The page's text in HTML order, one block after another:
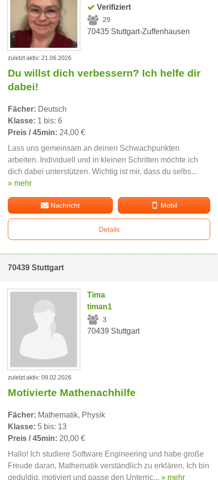
Verifiziert
29
70435 Stuttgart-Zuffenhausen
zuletzt aktiv: 21.06.2026
Du willst dich verbessern? Ich helfe dir
dabei!
Fächer: Deutsch
Klasse: 1 bis: 6
Preis / 45min: 24,00 €
Lass uns gemeinsam an deinen Schwachpunkten
arbeiten. Individuell und in kleinen Schritten möchte ich
dich dabei unterstützen. Wichtig ist mir, dass du selbs...
» mehr
Nachricht Mobil
Details
70439 Stuttgart
Tima
timan1
3
70439 Stuttgart
zuletzt aktiv: 09.02.2026
Motivierte Mathenachhilfe
Fächer: Mathematik, Physik
Klasse: 5 bis: 13
Preis / 45min: 20,00 €
Hallo! Ich studiere Software Engineering und habe große
Freude daran, Mathematik verständlich zu erklären. Ich bin
geduldig, motiviert und passe den Unterric... » mehr